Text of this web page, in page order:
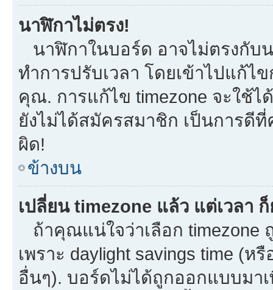
นาฬิกาไม่ตรง!
นาฬิกาในบอร์ด อาจไม่ตรงกั
ทำการปรับเวลา โดยเข้าไปแก้ไ
คุณ. การแก้ไข timezone จะใช้
ยังไม่ได้สมัครสมาชิก เป็นการ
ผิด!
ข้างบน
เปลี่ยน timezone แล้ว แต่เวลา
ถ้าคุณแน่ใจว่าเลือก timezone
เพราะ daylight savings time (ห
อื่นๆ). บอร์ดไม่ได้ถูกออกแบบมา